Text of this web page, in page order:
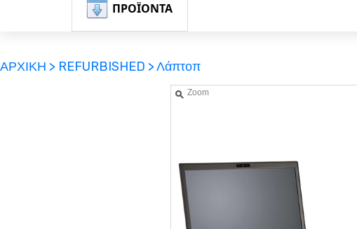
ΠΡΟΪΟΝΤΑ
ΑΡΧΙΚΗ > REFURBISHED >Λάπτοπ
Zoom